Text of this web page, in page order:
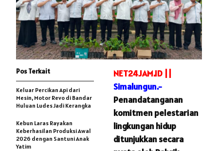
NET24JAM.ID ||
Simalungun.-
Penandatanganan
komitmen pelestarian
lingkungan hidup
ditunjukkan secara
Pos Terkait
Keluar Percikan Api dari
Mesin, Motor Revo di Bandar
Huluan Ludes Jadi Kerangka
Kebun Laras Rayakan
Keberhasilan Produksi Awal
2026 dengan Santuni Anak
Yatim